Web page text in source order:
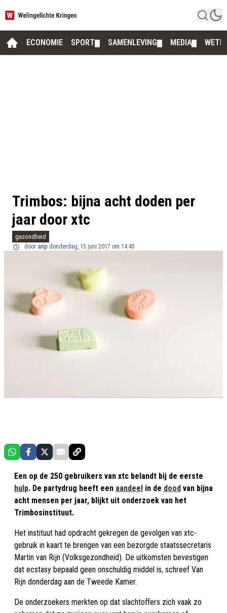
ECONOMIE SPORT SAMENLEVING MEDIA
Trimbos: bijna acht doden per
jaar door xtc
gezondheid
door anp donderdag, 15 juni 2017 om 14:45
Een op de 250 gebruikers van xtc belandt bij de eerste
hulp. De partydrug heeft een aandeel in de dood van bijna
acht mensen per jaar, blijkt uit onderzoek van het
Trimbosinstituut.
Het instituut had opdracht gekregen de gevolgen van xtc-
gebruik in kaart te brengen van een bezorgde staatssecretaris
Martin van Rijn (Volksgezondheid). De uitkomsten bevestigen
dat ecstasy bepaald geen onschuldig middel is, schreef Van
Rijn donderdag aan de Tweede Kamer.
De onderzoekers merkten op dat slachtoffers zich vaak zo